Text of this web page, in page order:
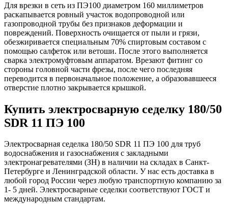
Для врезки в сеть из ПЭ100 диаметром 160 миллиметров
раскапывается ровный участок водопроводной или
газопроводной трубы без признаков деформации и
повреждений. Поверхность очищается от пыли и грязи,
обезжиривается специальным 70% спиртовым составом с
помощью салфеток или ветоши. После этого выполняется
сварка электромуфтовым аппаратом. Врезают фитинг со
стороны головной части фрезы, после чего последняя
переводится в первоначальное положение, а образовавшееся
отверстие плотно закрывается крышкой.
Купить электросварную седелку 180/50
SDR 11 ПЭ 100
Электросварная седелка 180/50 SDR 11 ПЭ 100 для труб
водоснабжения и газоснабжения с закладными
электронагревателями (ЗН) в наличии на складах в Санкт-
Петербурге и Ленинградской области. У нас есть доставка в
любой город России через любую транспортную компанию за
1- 5 дней. Электросварные седелки соответствуют ГОСТ и
международным стандартам.